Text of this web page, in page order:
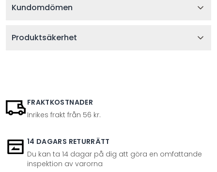
Kundomdömen
Produktsäkerhet
FRAKTKOSTNADER
Inrikes frakt från 56 kr.
14 DAGARS RETURRÄTT
Du kan ta 14 dagar på dig att göra en omfattande
inspektion av varorna